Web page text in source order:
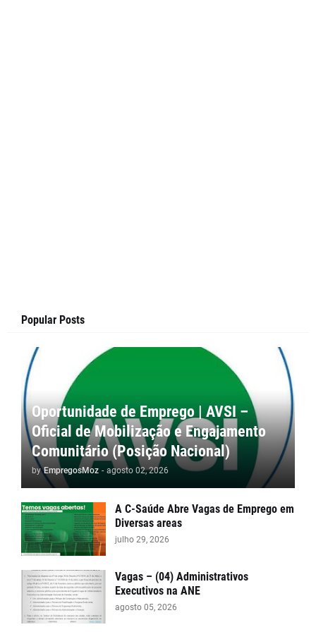
Popular Posts
Oportunidade de Emprego | AVSI –
Oficial de Mobilização e Engajamento
Comunitário (Posição Nacional)
by EmpregosMoz - agosto 02, 2026
A C-Saúde Abre Vagas de Emprego em
Diversas areas
julho 29, 2026
Vagas – (04) Administrativos
Executivos na ANE
agosto 05, 2026